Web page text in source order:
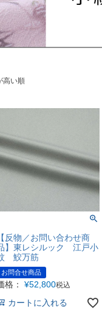
高い順
【反物／お問い合わせ商
】東レシルック 江戸小
鮫万筋
お問合せ商品
格： ¥52,800税込
カートに入れる